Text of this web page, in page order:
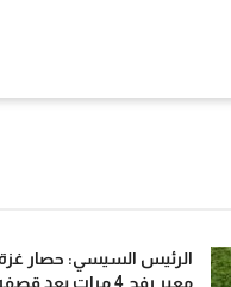
الرئيس السيسي: حصار
معبر رفح 4 مرات بعد